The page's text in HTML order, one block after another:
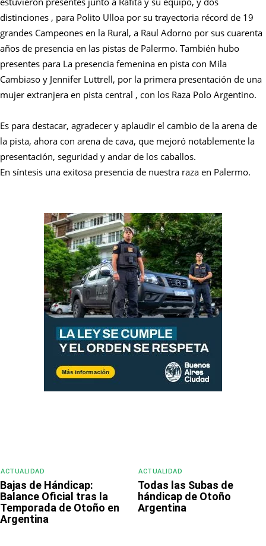
distinciones , para Polito Ulloa por su trayectoria récord de 19
grandes Campeones en la Rural, a Raul Adorno por sus cuarenta
años de presencia en las pistas de Palermo. También hubo
presentes para La presencia femenina en pista con Mila
Cambiaso y Jennifer Luttrell, por la primera presentación de una
mujer extranjera en pista central , con los Raza Polo Argentino.
Es para destacar, agradecer y aplaudir el cambio de la arena de
la pista, ahora con arena de cava, que mejoró notablemente la
presentación, seguridad y andar de los caballos.
En síntesis una exitosa presencia de nuestra raza en Palermo.
ACTUALIDAD
Bajas de Hándicap:
Balance Oficial tras la
Temporada de Otoño en
Argentina
ACTUALIDAD
Todas las Subas de
hándicap de Otoño
Argentina